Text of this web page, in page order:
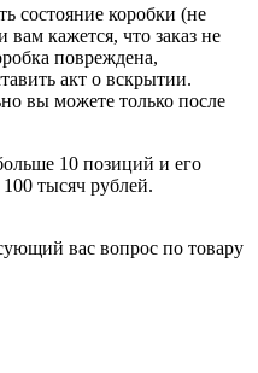
состояние коробки (не
вам кажется, что заказ не
повреждена,
акт о вскрытии.
вы можете только после
10 позиций и его
тысяч рублей.
вас вопрос по товару